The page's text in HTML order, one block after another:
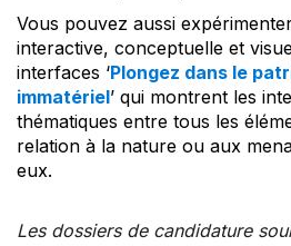
Vous pouvez aussi
interactive, conceptuelle et
interfaces ‘Plongez dans le
immatériel’ qui montrent les
thématiques entre tous les
relation à la nature ou aux
eux.
Les dossiers de candidature